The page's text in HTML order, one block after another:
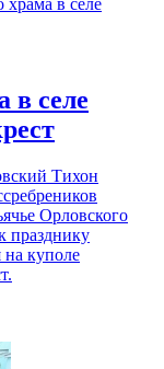
в селе
Тихон
Орловского
празднику
на куполе